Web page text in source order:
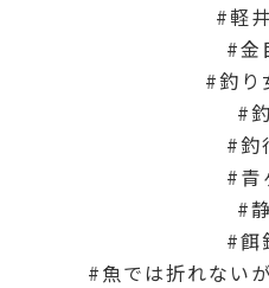
軽
金
釣り
釣
青
餌
魚では折れない